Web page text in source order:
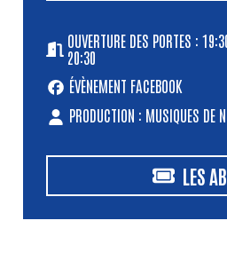
OUVERTURE DES PORTES :
20:30
ÉVÈNEMENT FACEBOOK
PRODUCTION : MUSIQUES DE
LES